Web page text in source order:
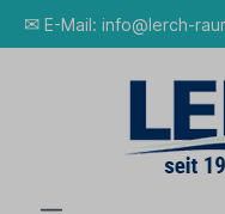
✉ E-Mail: info@lerch-